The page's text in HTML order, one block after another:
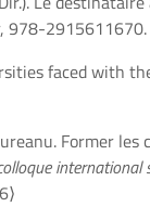
978-2915611670.
faced with
Former
international